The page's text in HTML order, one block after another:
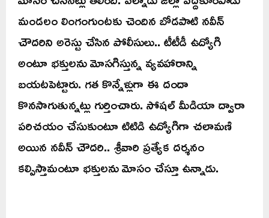
మండలం లింగంగుంట‌కు చెందిన బోడపాటి నవీన్
చౌదరిని అరెస్టు చేసిన పోలీసులు.. టీటీడీ ఉద్యోగి
అంటూ భక్తులను మోసగిస్తున్న వ్యవహారాన్ని
బయటపెట్టారు. గత కొన్నేళ్లుగా ఈ దందా
కొనసాగుతున్నట్లు గుర్తించారు. సోషల్ మీడియా ద్వారా
పరిచయం చేసుకుంటూ టిటిడి ఉద్యోగిగా చలామణి
అయిన నవీన్ చౌదరి.. శ్రీవారి ప్రత్యేక దర్శనం
కల్పిస్తామంటూ భక్తులను మోసం చేస్తూ ఉన్నాడు.